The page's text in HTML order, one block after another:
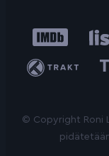
IMDb Listal
Trakt
© Copyright Roni